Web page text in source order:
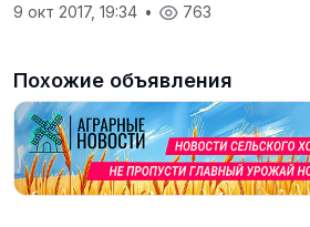
9 окт 2017, 19:34 • 763
Похожие объявления